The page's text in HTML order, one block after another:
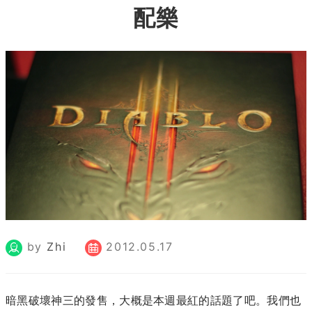
配樂
by Zhi 2012.05.17
暗黑破壞神三的發售，大概是本週最紅的話題了吧。我們也